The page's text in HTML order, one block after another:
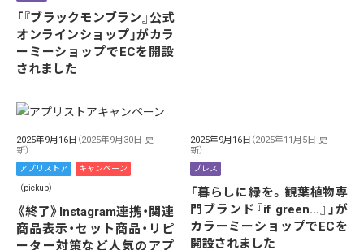
「『ブラックモンブラン』公式
オンラインショップ」がカラ
ーミーショップでECを開設
されました
2025年9月16日 （2025年9月30日 更
新）
アプリストア キャンペーン
（pickup）
《終了》Instagram連携・関連
商品表示・セット商品・リピ
ーター対策など人気のアプ
2025年9月16日 （2025年11月5日 更
新）
プレス
「暮らしに緑を。観葉植物専
門ブランド『if green…』」が
カラーミーショップでECを
開設されました